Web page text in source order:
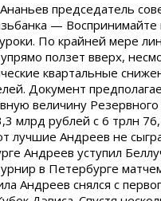
председатель
— Воспринимайте
По крайней мере
ползет вверх,
квартальные
Документ
величину
млрд рублей с 6 трлн
лучшие Андреев не
Андреев уступил
в Петербурге
Андреев снялся с